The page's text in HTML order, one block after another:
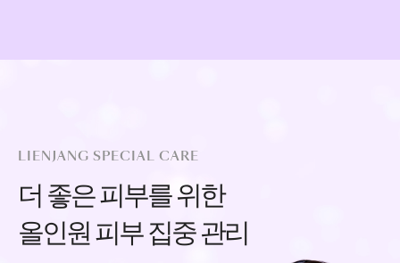
LIENJANG SPECIAL CARE
더 좋은 피부를 위한
올인원 피부 집중 관리